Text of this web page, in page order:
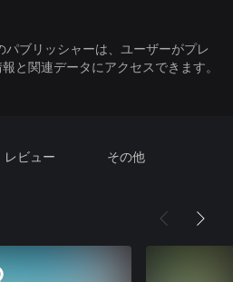
ブリッシャーは、ユーザーがプレ
と関連データにアクセスできます。
レビュー その他